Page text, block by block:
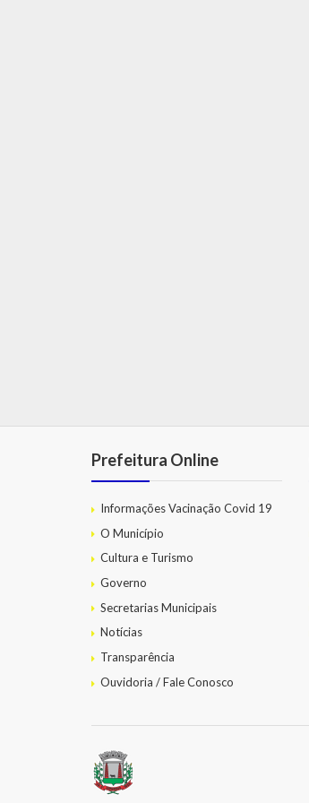
Prefeitura Online
Informações Vacinação Covid 19
O Município
Cultura e Turismo
Governo
Secretarias Municipais
Notícias
Transparência
Ouvidoria / Fale Conosco